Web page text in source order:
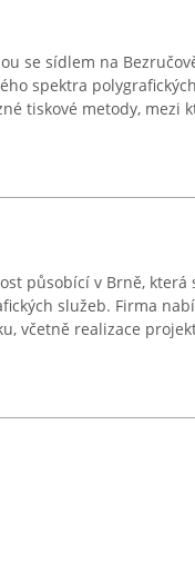
se sídlem na
spektra
tiskové metody, mezi
působící v Brně, která
služeb. Firma
včetně realizace